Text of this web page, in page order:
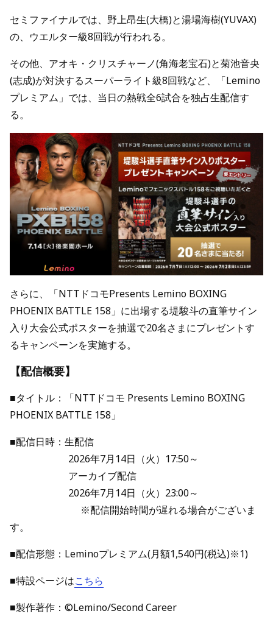
セミファイナルでは、野上昂生(大橋)と湯場海樹(YUVAX)
の、ウエルター級8回戦が行われる。
その他、アオキ・クリスチャーノ(角海老宝石)と菊池音央
(志成)が対決するスーパーライト級8回戦など、「Lemino
プレミアム」では、当日の熱戦全6試合を独占生配信す
る。
さらに、「NTTドコモPresents Lemino BOXING
PHOENIX BATTLE 158」に出場する堤駿斗の直筆サイン
入り大会公式ポスターを抽選で20名さまにプレゼントす
るキャンペーンを実施する。
【配信概要】
■タイトル：「NTTドコモ Presents Lemino BOXING
PHOENIX BATTLE 158」
■配信日時：生配信
2026年7月14日（火）17:50～
アーカイブ配信
2026年7月14日（火）23:00～
※配信開始時間が遅れる場合がございま
す。
■配信形態：Leminoプレミアム(月額1,540円(税込)※1)
■特設ページはこちら
■製作著作：©Lemino/Second Career